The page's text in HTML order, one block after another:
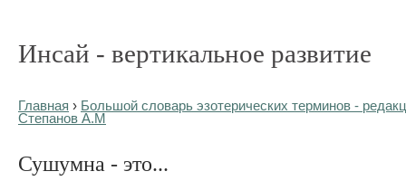
Инсай - вертикальное развитие
Главная › Большой словарь эзотерических терминов -
Степанов А.М
Сушумна - это...